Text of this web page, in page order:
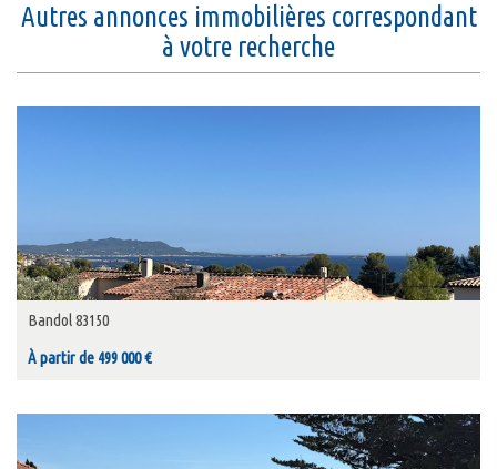
autres annonces immobilières correspondant
à votre recherche
Bandol 83150
À partir de 499 000 €